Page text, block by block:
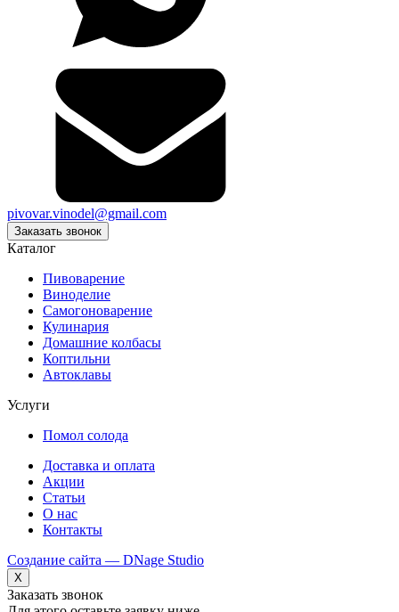
pivovar.vinodel@gmail.com
Заказать звонок
Каталог
Пивоварение
Виноделие
Самогоноварение
Кулинария
Домашние колбасы
Коптильни
Автоклавы
Услуги
Помол солода
Доставка и оплата
Акции
Статьи
О нас
Контакты
Создание сайта — DNage Studio
X
Заказать звонок